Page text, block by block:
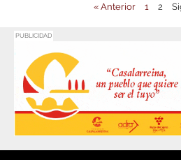
« Anterior 1 2
PUBLICIDAD